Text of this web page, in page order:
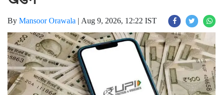
By Mansoor Orawala | Aug 9, 2026, 12:22 IST